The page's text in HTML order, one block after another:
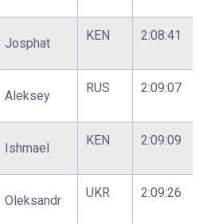
Josphat
KEN 2:08:41
Aleksey
RUS 2:09:07
Ishmael
KEN 2:09:09
Oleksandr
UKR 2:09:26